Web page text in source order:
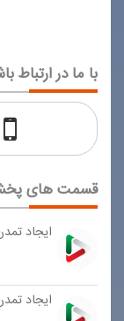
قسمت های
ایجاد
ایجاد
با ما در ارتباط